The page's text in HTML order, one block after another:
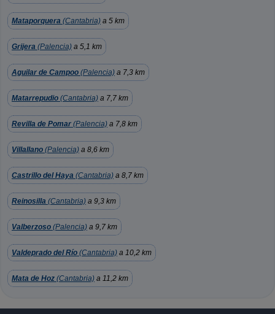
Mataporquera (Cantabria) a 5 km
Grijera (Palencia) a 5,1 km
Aguilar de Campoo (Palencia) a 7,3 km
Matarrepudio (Cantabria) a 7,7 km
Revilla de Pomar (Palencia) a 7,8 km
Villallano (Palencia) a 8,6 km
Castrillo del Haya (Cantabria) a 8,7 km
Reinosilla (Cantabria) a 9,3 km
Valberzoso (Palencia) a 9,7 km
Valdeprado del Río (Cantabria) a 10,2 km
Mata de Hoz (Cantabria) a 11,2 km